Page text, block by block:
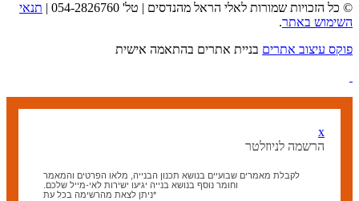
© כל הזכויות שמורות לאלי הראל מהנדסים | טל' 054-2826760 |
תנאי
השימוש באתר.
פוקס עיצוב אתרים בניית אתרים בהתאמה אישית
x
הרשמה לניוזלטר
לקבלת מאמרים שבועיים בנושא תכנון הבנייה, מלאו הפרטים והמאמר
וחומר נוסף בנושא בנייה יגיעו ישירות לאי-מייל שלכם.
*ניתן לצאת מהרשימה בכל עת